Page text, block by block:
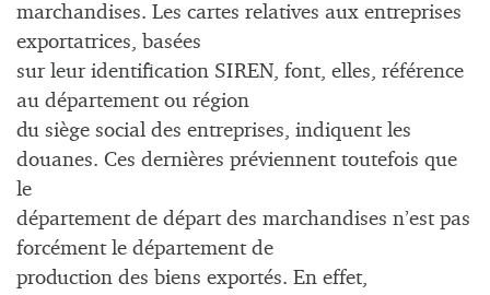
marchandises. Les cartes relatives aux entreprises
exportatrices, basées
sur leur identification SIREN, font, elles, référence
au département ou région
du siège social des entreprises, indiquent les
douanes. Ces dernières préviennent toutefois que
le
département de départ des marchandises n’est pas
forcément le département de
production des biens exportés. En effet,